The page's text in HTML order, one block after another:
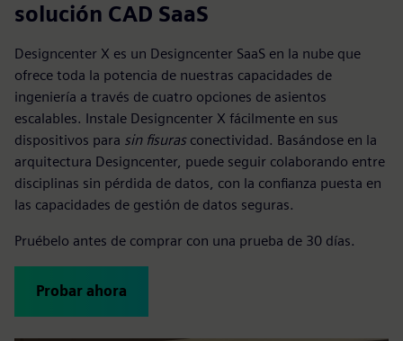
solución CAD SaaS
Designcenter X es un Designcenter SaaS en la nube que
ofrece toda la potencia de nuestras capacidades de
ingeniería a través de cuatro opciones de asientos
escalables. Instale Designcenter X fácilmente en sus
dispositivos para sin fisurasconectividad. Basándose en la
arquitectura Designcenter, puede seguir colaborando entre
disciplinas sin pérdida de datos, con la confianza puesta en
las capacidades de gestión de datos seguras.
Pruébelo antes de comprar con una prueba de 30 días.
Probar ahora